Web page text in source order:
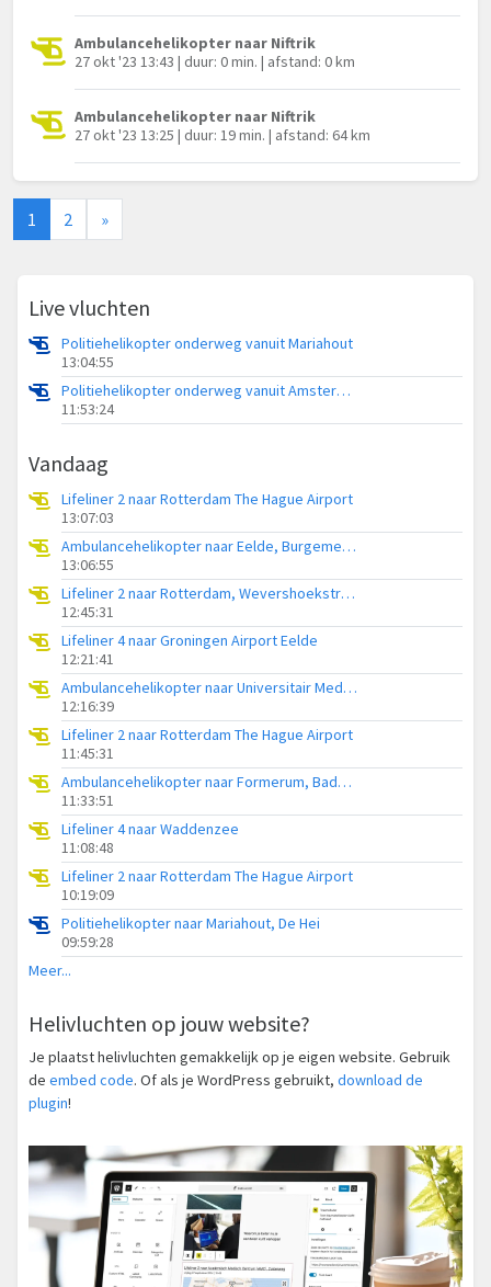
Ambulancehelikopter naar Niftrik
27 okt '23 13:43 | duur: 0 min. | afstand: 0 km
Ambulancehelikopter naar Niftrik
27 okt '23 13:25 | duur: 19 min. | afstand: 64 km
1 2 »
Live vluchten
Politiehelikopter onderweg vanuit Mariahout
13:04:55
Politiehelikopter onderweg vanuit Amsterdam Vliegveld Schiphol
11:53:24
Vandaag
Lifeliner 2 naar Rotterdam The Hague Airport
13:07:03
Ambulancehelikopter naar Eelde, Burgemeester J.G. Legroweg
13:06:55
Lifeliner 2 naar Rotterdam, Wevershoekstraat
12:45:31
Lifeliner 4 naar Groningen Airport Eelde
12:21:41
Ambulancehelikopter naar Universitair Medisch Centrum Groningen
12:16:39
Lifeliner 2 naar Rotterdam The Hague Airport
11:45:31
Ambulancehelikopter naar Formerum, Badweg Formerum
11:33:51
Lifeliner 4 naar Waddenzee
11:08:48
Lifeliner 2 naar Rotterdam The Hague Airport
10:19:09
Politiehelikopter naar Mariahout, De Hei
09:59:28
Meer...
Helivluchten op jouw website?
Je plaatst helivluchten gemakkelijk op je eigen website. Gebruik
de embed code. Of als je WordPress gebruikt, download de
plugin!